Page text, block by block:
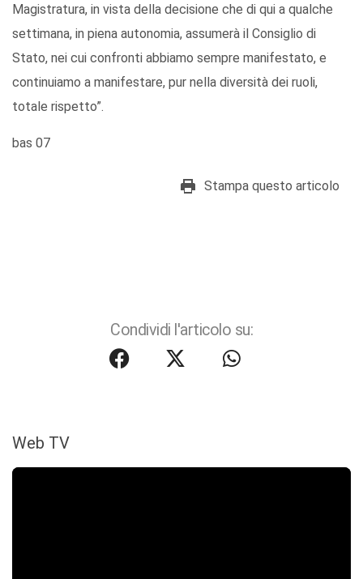
Magistratura, in vista della decisione che di qui a qualche
settimana, in piena autonomia, assumerà il Consiglio di
Stato, nei cui confronti abbiamo sempre manifestato, e
continuiamo a manifestare, pur nella diversità dei ruoli,
totale rispetto”.
bas 07
Stampa questo articolo
Condividi l'articolo su:
Web TV